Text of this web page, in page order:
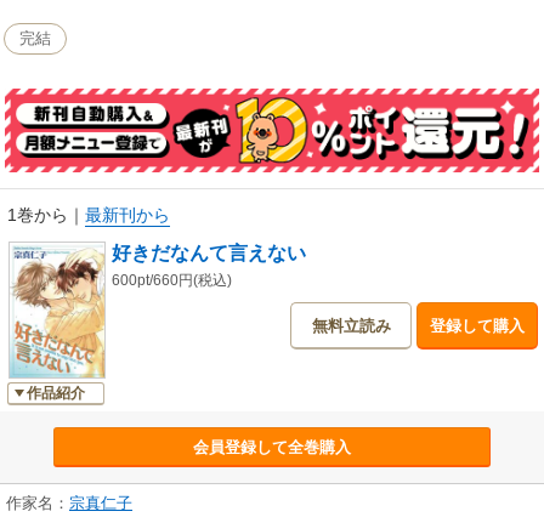
完結
1巻から ｜ 最新刊から
作品紹介
好きだなんて言えない
600pt/660円(税込)
無料立読み 登録して購入
会員登録して全巻購入
作家名： 宗真仁子